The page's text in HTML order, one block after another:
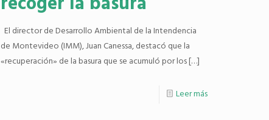
El director de Desarrollo Ambiental de la Intendencia
de Montevideo (IMM), Juan Canessa, destacó que la
«recuperación» de la basura que se acumuló por los[…]
Leer más